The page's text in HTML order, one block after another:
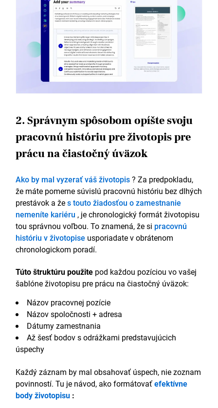
2. Správnym spôsobom opíšte svoju
pracovnú históriu pre životopis pre
prácu na čiastočný úväzok
Ako by mal vyzerať váš životopis? Za predpokladu,
že máte pomerne súvislú pracovnú históriu bez dlhých
prestávok a žes touto žiadosťou o zamestnanie
nemeníte kariéru , je chronologický formát životopisu
tou správnou voľbou. To znamená, že si pracovnú
históriu v životopise usporiadate v obrátenom
chronologickom poradí.
Túto štruktúru použite pod každou pozíciou vo vašej
šablóne životopisu pre prácu na čiastočný úväzok:
Názov pracovnej pozície
Názov spoločnosti + adresa
Dátumy zamestnania
Až šesť bodov s odrážkami predstavujúcich
úspechy
Každý záznam by mal obsahovať úspech, nie zoznam
povinností. Tu je návod, ako formátovaťefektívne
body životopisu :